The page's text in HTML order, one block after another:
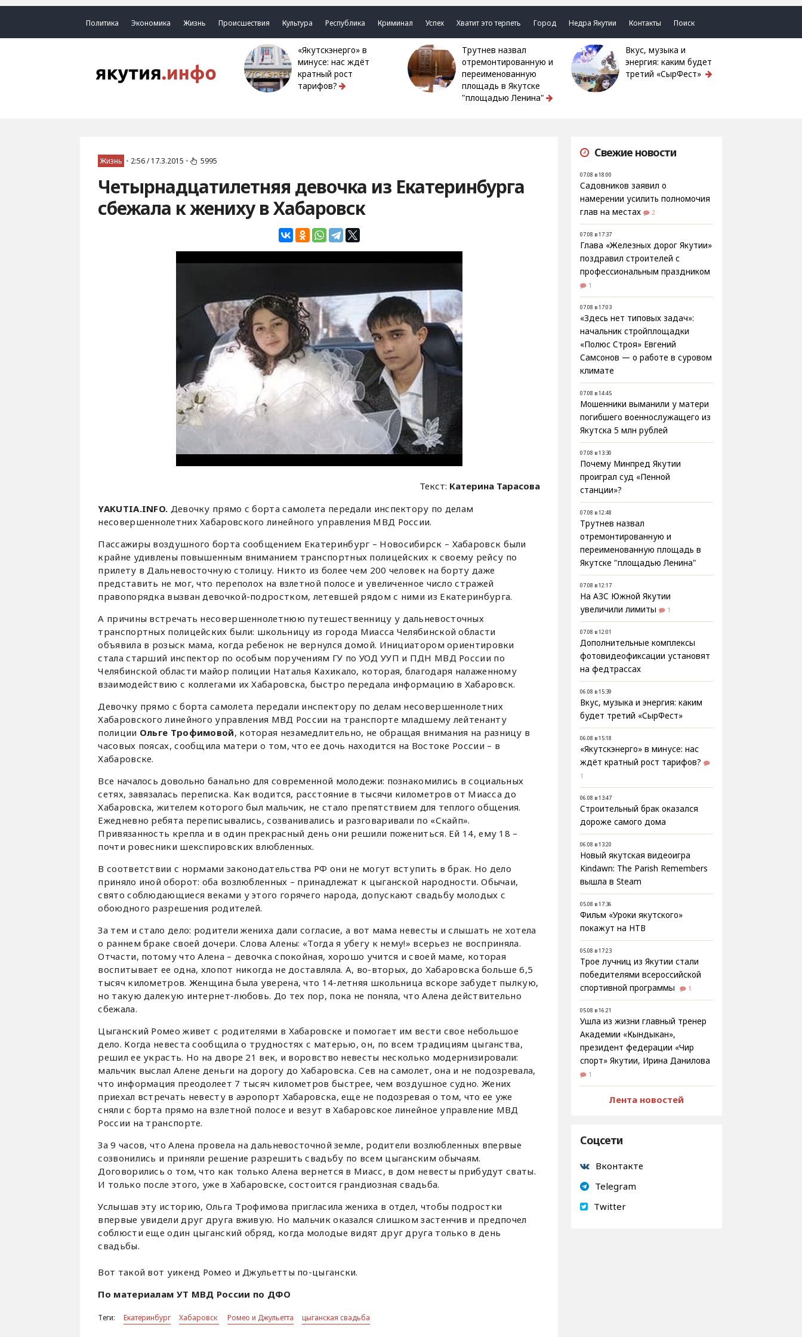
Политика Экономика Жизнь Происшествия Культура Республика Криминал Успех Хватит это терпеть Город Недра Якутии Контакты Поиск
«Якутскэнерго» в
минусе: нас ждёт
кратный рост
тарифов?
Трутнев назвал
отремонтированную и
переименованную
площадь в Якутске
"площадью Ленина"
Вкус, музыка и
энергия: каким будет
третий «СырФест»
Жизнь • 2:56 / 17.3.2015 • 5995
Четырнадцатилетняя девочка из Екатеринбурга
сбежала к жениху в Хабаровск
Текст: Катерина Тарасова
YAKUTIA.INFO. Девочку прямо с борта самолета передали инспектору по делам
несовершеннолетних Хабаровского линейного управления МВД России.
Пассажиры воздушного борта сообщением Екатеринбург – Новосибирск – Хабаровск были
крайне удивлены повышенным вниманием транспортных полицейских к своему рейсу по
прилету в Дальневосточную столицу. Никто из более чем 200 человек на борту даже
представить не мог, что переполох на взлетной полосе и увеличенное число стражей
правопорядка вызван девочкой-подростком, летевшей рядом с ними из Екатеринбурга.
А причины встречать несовершеннолетнюю путешественницу у дальневосточных
транспортных полицейских были: школьницу из города Миасса Челябинской области
объявила в розыск мама, когда ребенок не вернулся домой. Инициатором ориентировки
стала старший инспектор по особым поручениям ГУ по УОД УУП и ПДН МВД России по
Челябинской области майор полиции Наталья Кахикало, которая, благодаря налаженному
взаимодействию с коллегами их Хабаровска, быстро передала информацию в Хабаровск.
Девочку прямо с борта самолета передали инспектору по делам несовершеннолетних
Хабаровского линейного управления МВД России на транспорте младшему лейтенанту
полиции Ольге Трофимовой, которая незамедлительно, не обращая внимания на разницу в
часовых поясах, сообщила матери о том, что ее дочь находится на Востоке России – в
Хабаровске.
Все началось довольно банально для современной молодежи: познакомились в социальных
сетях, завязалась переписка. Как водится, расстояние в тысячи километров от Миасса до
Хабаровска, жителем которого был мальчик, не стало препятствием для теплого общения.
Ежедневно ребята переписывались, созванивались и разговаривали по «Скайп».
Привязанность крепла и в один прекрасный день они решили пожениться. Ей 14, ему 18 –
почти ровесники шекспировских влюбленных.
В соответствии с нормами законодательства РФ они не могут вступить в брак. Но дело
приняло иной оборот: оба возлюбленных – принадлежат к цыганской народности. Обычаи,
свято соблюдающиеся веками у этого горячего народа, допускают свадьбу молодых с
обоюдного разрешения родителей.
За тем и стало дело: родители жениха дали согласие, а вот мама невесты и слышать не хотела
о раннем браке своей дочери. Слова Алены: «Тогда я убегу к нему!» всерьез не восприняла.
Отчасти, потому что Алена – девочка спокойная, хорошо учится и своей маме, которая
воспитывает ее одна, хлопот никогда не доставляла. А, во-вторых, до Хабаровска больше 6,5
тысяч километров. Женщина была уверена, что 14-летняя школьница вскоре забудет пылкую,
но такую далекую интернет-любовь. До тех пор, пока не поняла, что Алена действительно
сбежала.
Цыганский Ромео живет с родителями в Хабаровске и помогает им вести свое небольшое
дело. Когда невеста сообщила о трудностях с матерью, он, по всем традициям цыганства,
решил ее украсть. Но на дворе 21 век, и воровство невесты несколько модернизировали:
мальчик выслал Алене деньги на дорогу до Хабаровска. Сев на самолет, она и не подозревала,
что информация преодолеет 7 тысяч километров быстрее, чем воздушное судно. Жених
приехал встречать невесту в аэропорт Хабаровска, еще не подозревая о том, что ее уже
сняли с борта прямо на взлетной полосе и везут в Хабаровское линейное управление МВД
России на транспорте.
За 9 часов, что Алена провела на дальневосточной земле, родители возлюбленных впервые
созвонились и приняли решение разрешить свадьбу по всем цыганским обычаям.
Договорились о том, что как только Алена вернется в Миасс, в дом невесты прибудут сваты.
И только после этого, уже в Хабаровске, состоится грандиозная свадьба.
Услышав эту историю, Ольга Трофимова пригласила жениха в отдел, чтобы подростки
впервые увидели друг друга вживую. Но мальчик оказался слишком застенчив и предпочел
соблюсти еще один цыганский обряд, когда молодые видят друг друга только в день
свадьбы.
Вот такой вот уикенд Ромео и Джульетты по-цыгански.
По материалам УТ МВД России по ДФО
Теги: Екатеринбург Хабаровск Ромео и Джульетта цыганская свадьба
Свежие новости
07.08 в 18:00
Садовников заявил о
намерении усилить полномочия
глав на местах
2
07.08 в 17:37
Глава «Железных дорог Якутии»
поздравил строителей с
профессиональным праздником
1
07.08 в 17:03
«Здесь нет типовых задач»:
начальник стройплощадки
«Полюс Строя» Евгений
Самсонов — о работе в суровом
климате
07.08 в 14:45
Мошенники выманили у матери
погибшего военнослужащего из
Якутска 5 млн рублей
07.08 в 13:30
Почему Минпред Якутии
проиграл суд «Пенной
станции»?
07.08 в 12:48
Трутнев назвал
отремонтированную и
переименованную площадь в
Якутске "площадью Ленина"
07.08 в 12:17
На АЗС Южной Якутии
увеличили лимиты
1
07.08 в 12:01
Дополнительные комплексы
фотовидеофиксации установят
на федтрассах
06.08 в 15:39
Вкус, музыка и энергия: каким
будет третий «СырФест»
06.08 в 15:18
«Якутскэнерго» в минусе: нас
ждёт кратный рост тарифов?
1
06.08 в 13:47
Строительный брак оказался
дороже самого дома
06.08 в 13:20
Новый якутская видеоигра
Kindawn: The Parish Remembers
вышла в Steam
05.08 в 17:36
Фильм «Уроки якутского»
покажут на НТВ
05.08 в 17:23
Трое лучниц из Якутии стали
победителями всероссийской
спортивной программы
1
05.08 в 16:21
Ушла из жизни главный тренер
Академии «Кындыкан»,
президент федерации «Чир
спорт» Якутии, Ирина Данилова
1
Лента новостей
Соцсети
Вконтакте
Telegram
Twitter